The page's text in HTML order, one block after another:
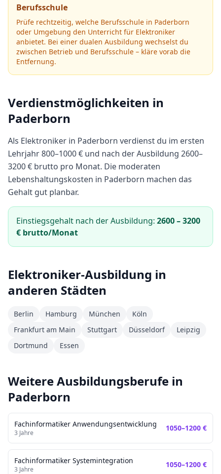
Berufsschule
Prüfe rechtzeitig, welche Berufsschule in Paderborn
oder Umgebung den Unterricht für Elektroniker
anbietet. Bei einer dualen Ausbildung wechselst du
zwischen Betrieb und Berufsschule – kläre vorab die
Entfernung.
Verdienstmöglichkeiten in
Paderborn
Als Elektroniker in Paderborn verdienst du im ersten
Lehrjahr800–1000€ und nach der Ausbildung 2600–
3200€ brutto pro Monat. Die moderaten
Lebenshaltungskosten in Paderborn machen das
Gehalt gut planbar.
Einstiegsgehalt nach der Ausbildung: 2600–3200
€ brutto/Monat
Elektroniker-Ausbildung in
anderen Städten
Berlin Hamburg München
Köln
Frankfurt am Main
Stuttgart Düsseldorf
Leipzig
Dortmund
Essen
Weitere Ausbildungsberufe in
Paderborn
Fachinformatiker Anwendungsentwicklung
3 Jahre
1050–1200 €
Fachinformatiker Systemintegration
3 Jahre
1050–1200 €